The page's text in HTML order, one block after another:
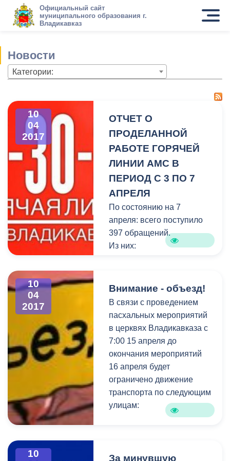
Официальный сайт
муниципального образования г.
Владикавказ
Новости
Категории:
10
04
2017
ОТЧЕТ О
ПРОДЕЛАННОЙ
РАБОТЕ ГОРЯЧЕЙ
ЛИНИИ АМС В
ПЕРИОД С 3 ПО 7
АПРЕЛЯ
По состоянию на 7
апреля: всего поступило
397 обращений.
Из них:
- снято с контроля –14
обращений.
10
04
2017
Внимание - объезд!
В связи с проведением
пасхальных мероприятий
в церквях Владикавказа с
7:00 15 апреля до
окончания мероприятий
16 апреля будет
ограничено движение
транспорта по следующим
улицам:
ул.Кантемирова;
10
За минувшую